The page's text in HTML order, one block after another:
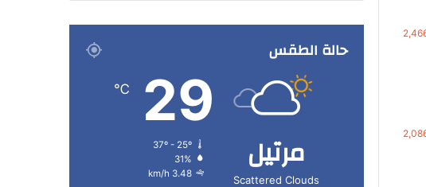
حالة الطقس
مرتيل
Scattered Clouds
29
℃
37º - 25º
31%
3.48 km/h